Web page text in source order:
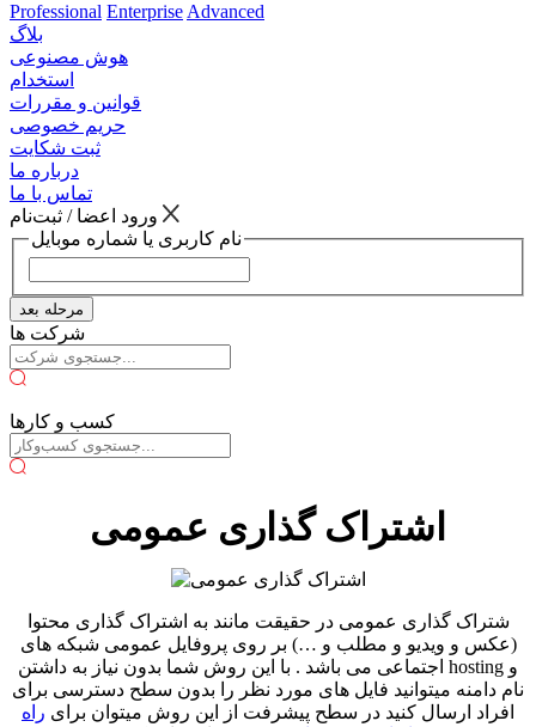
Professional EnterpriseAdvanced
بلاگ
هوش مصنوعی
استخدام
قوانین و مقررات
حریم خصوصی
ثبت شکایت
درباره ما
تماس با ما
نام کاربری یا شماره موبایل
مرحله بعد
شرکت ها
کسب و کارها
اشتراک گذاری عمومی
شتراک گذاری عمومی در حقیقت مانند به اشتراک گذاری محتوا
(عکس و ویدیو و مطلب و …) بر روی پروفایل عمومی شبکه های
اجتماعی می باشد . با این روش شما بدون نیاز به داشتن hosting و
نام دامنه میتوانید فایل های مورد نظر را بدون سطح دسترسی برای
افراد ارسال کنید در سطح پیشرفت از این روش میتوان برای راه